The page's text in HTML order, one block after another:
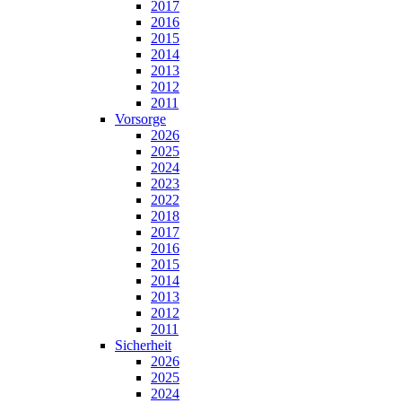
2017
2016
2015
2014
2013
2012
2011
Vorsorge
2026
2025
2024
2023
2022
2018
2017
2016
2015
2014
2013
2012
2011
Sicherheit
2026
2025
2024